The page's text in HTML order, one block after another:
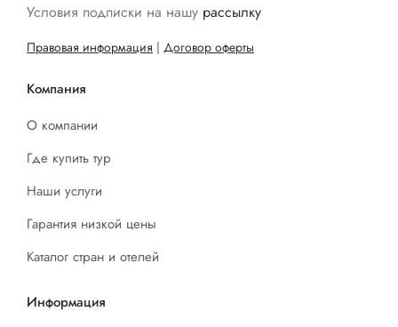
Условия подписки на нашу рассылку
Правовая информация | Договор оферты
Компания
О компании
Где купить тур
Наши услуги
Гарантия низкой цены
Каталог стран и отелей
Информация